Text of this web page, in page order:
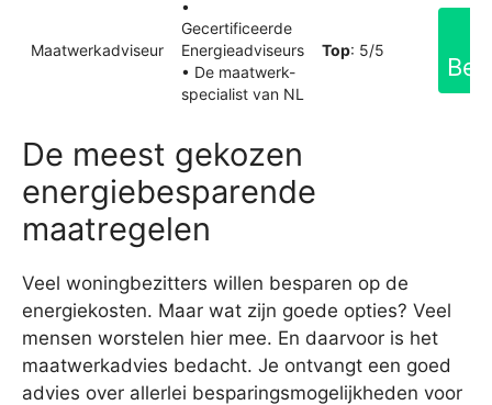
Maatwerkadviseur
•
Gecertificeerde
Energieadviseurs
• De maatwerk-
specialist van NL
Top: 5/5
De meest gekozen
energiebesparende
maatregelen
Veel woningbezitters willen besparen op de
energiekosten. Maar wat zijn goede opties? Veel
mensen worstelen hier mee. En daarvoor is het
maatwerkadvies bedacht. Je ontvangt een goed
advies over allerlei besparingsmogelijkheden voor